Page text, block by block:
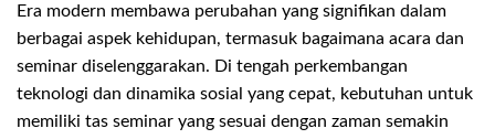
Era modern membawa perubahan yang signifikan dalam
berbagai aspek kehidupan, termasuk bagaimana acara dan
seminar diselenggarakan. Di tengah perkembangan
teknologi dan dinamika sosial yang cepat, kebutuhan untuk
memiliki tas seminar yang sesuai dengan zaman semakin